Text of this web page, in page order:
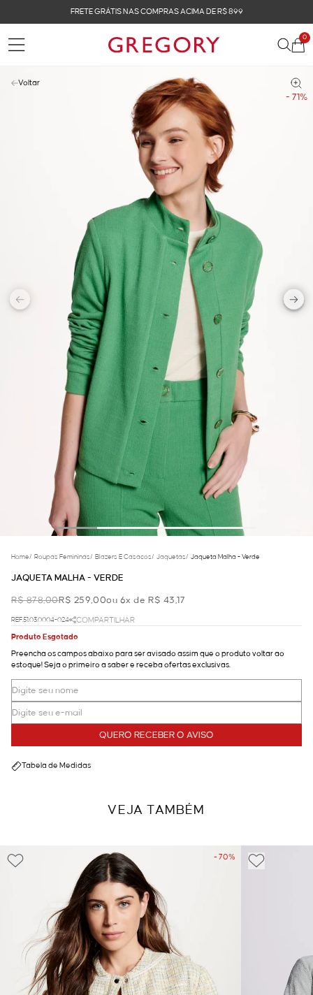
FRETE GRÁTIS NAS COMPRAS ACIMA DE R$ 899
0
- 71%
Voltar
Home/ Roupas Femininas/ Blazers E Casacos/ Jaquetas/ Jaqueta Malha - Verde
JAQUETA MALHA - VERDE
R$ 878,00R$ 259,00ou 6x de R$ 43,17
REF.51.03.0004-024
COMPARTILHAR
Produto Esgotado
Preencha os campos abaixo para ser avisado assim que o produto voltar ao
estoque! Seja o primeiro a saber e receba ofertas exclusivas.
QUERO RECEBER O AVISO
Tabela de Medidas
VEJA TAMBÉM
- 70%